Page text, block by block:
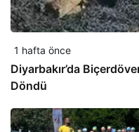
1 hafta önce
Diyarbakır’da
Döndü